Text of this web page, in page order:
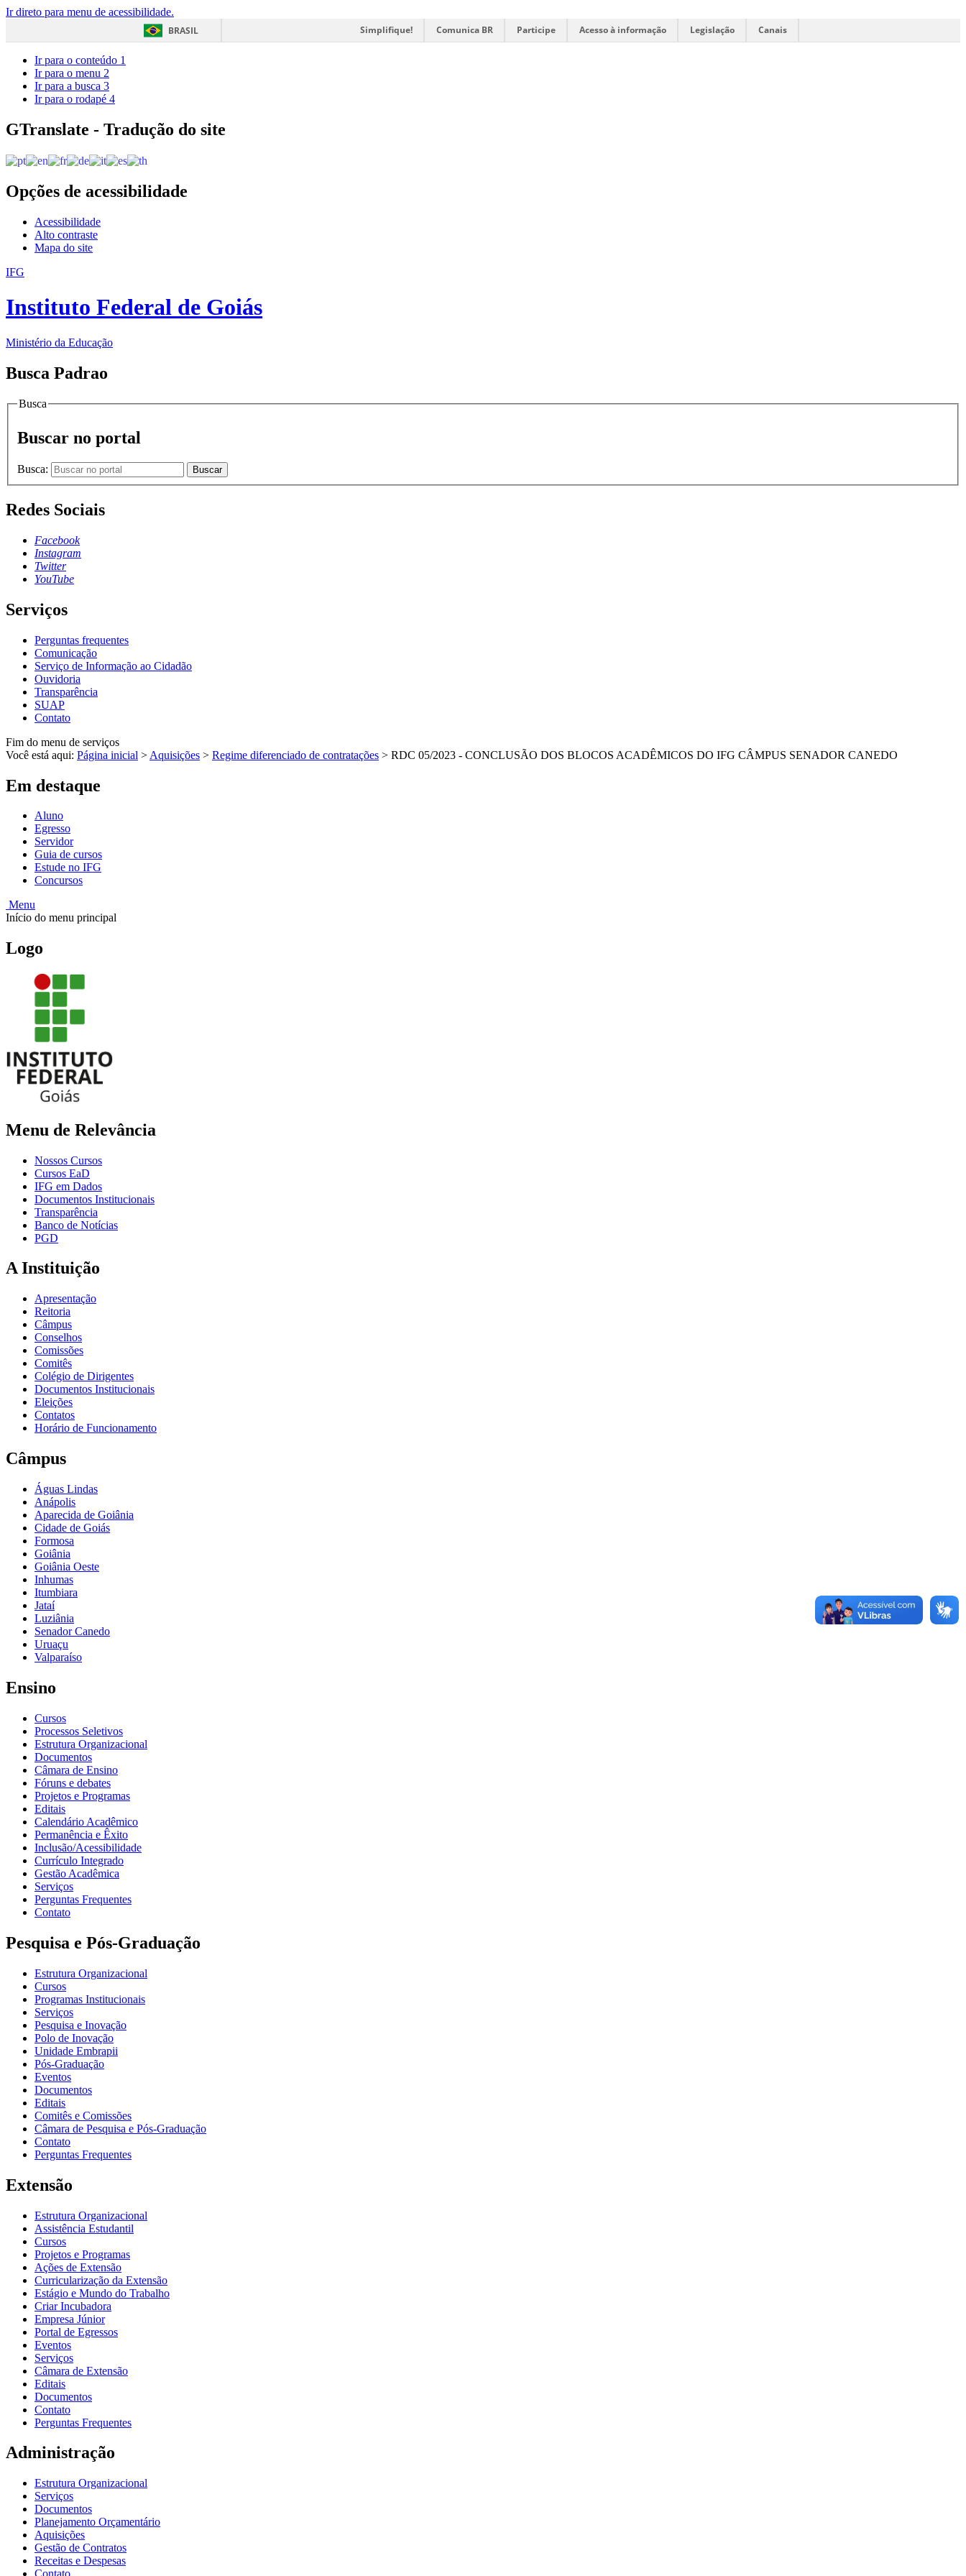
Ir direto para menu de acessibilidade.
BRASIL
Simplifique! Comunica BR Participe Acesso à informação Legislação Canais
Ir para o conteúdo 1
Ir para o menu 2
Ir para a busca 3
Ir para o rodapé 4
GTranslate - Tradução do site
Opções de acessibilidade
Acessibilidade
Alto contraste
Mapa do site
IFG
Instituto Federal de Goiás
Ministério da Educação
Busca Padrao
Busca
Buscar no portal
Busca: Buscar
Redes Sociais
Facebook
Instagram
Twitter
YouTube
Serviços
Perguntas frequentes
Comunicação
Serviço de Informação ao Cidadão
Ouvidoria
Transparência
SUAP
Contato
Fim do menu de serviços
Você está aqui: Página inicial > Aquisições > Regime diferenciado de contratações > RDC 05/2023 - CONCLUSÃO DOS BLOCOS ACADÊMICOS DO IFG CÂMPUS SENADOR CANEDO
Em destaque
Aluno
Egresso
Servidor
Guia de cursos
Estude no IFG
Concursos
Menu
Início do menu principal
Logo
Menu de Relevância
Nossos Cursos
Cursos EaD
IFG em Dados
Documentos Institucionais
Transparência
Banco de Notícias
PGD
A Instituição
Apresentação
Reitoria
Câmpus
Conselhos
Comissões
Comitês
Colégio de Dirigentes
Documentos Institucionais
Eleições
Contatos
Horário de Funcionamento
Câmpus
Águas Lindas
Anápolis
Aparecida de Goiânia
Cidade de Goiás
Formosa
Goiânia
Goiânia Oeste
Inhumas
Itumbiara
Jataí
Luziânia
Senador Canedo
Uruaçu
Valparaíso
Ensino
Cursos
Processos Seletivos
Estrutura Organizacional
Documentos
Câmara de Ensino
Fóruns e debates
Projetos e Programas
Editais
Calendário Acadêmico
Permanência e Êxito
Inclusão/Acessibilidade
Currículo Integrado
Gestão Acadêmica
Serviços
Perguntas Frequentes
Contato
Pesquisa e Pós-Graduação
Estrutura Organizacional
Cursos
Programas Institucionais
Serviços
Pesquisa e Inovação
Polo de Inovação
Unidade Embrapii
Pós-Graduação
Eventos
Documentos
Editais
Comitês e Comissões
Câmara de Pesquisa e Pós-Graduação
Contato
Perguntas Frequentes
Extensão
Estrutura Organizacional
Assistência Estudantil
Cursos
Projetos e Programas
Ações de Extensão
Curricularização da Extensão
Estágio e Mundo do Trabalho
Criar Incubadora
Empresa Júnior
Portal de Egressos
Eventos
Serviços
Câmara de Extensão
Editais
Documentos
Contato
Perguntas Frequentes
Administração
Estrutura Organizacional
Serviços
Documentos
Planejamento Orçamentário
Aquisições
Gestão de Contratos
Receitas e Despesas